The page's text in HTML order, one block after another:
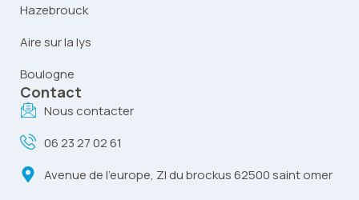
Hazebrouck
Aire sur la lys
Boulogne
Contact
Nous contacter
06 23 27 02 61
Avenue de l’europe, ZI du brockus 62500 saint omer